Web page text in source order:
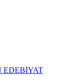
EDEBİYAT